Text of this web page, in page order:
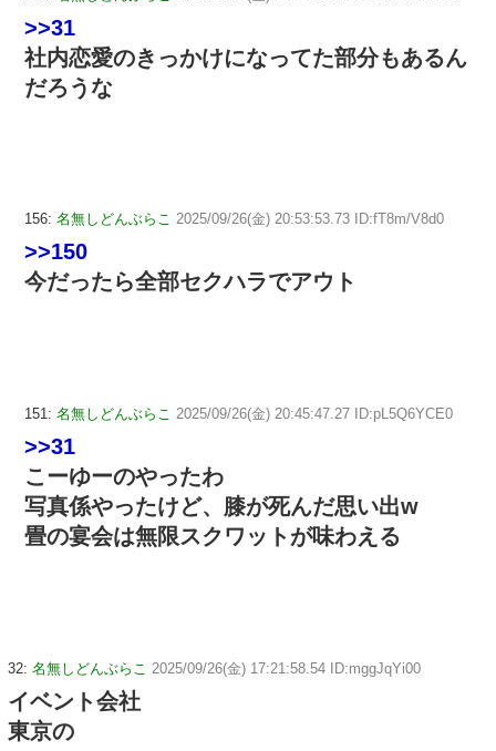
>>31
社内恋愛のきっかけになってた部分もあるん
だろうな
156: 名無しどんぶらこ 2025/09/26(金) 20:53:53.73 ID:fT8m/V8d0
>>150
今だったら全部セクハラでアウト
151: 名無しどんぶらこ 2025/09/26(金) 20:45:47.27 ID:pL5Q6YCE0
>>31
こーゆーのやったわ
写真係やったけど、膝が死んだ思い出w
畳の宴会は無限スクワットが味わえる
32: 名無しどんぶらこ 2025/09/26(金) 17:21:58.54 ID:mggJqYi00
イベント会社
東京の